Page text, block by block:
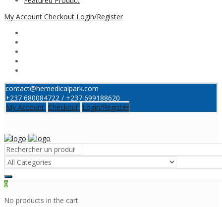
My Account Checkout Login/Register
contact@hemedicalpark.com
+237 680084722 / +237 699188620
My Account Checkout Login/Register
0
No products in the cart.